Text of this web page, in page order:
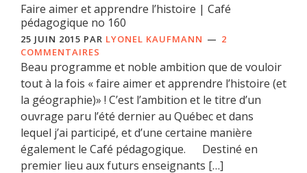
Faire aimer et apprendre l’histoire | Café
pédagogique no 160
25 JUIN 2015 PAR LYONEL KAUFMANN
2
COMMENTAIRES
Beau programme et noble ambition que de vouloir
tout à la fois « faire aimer et apprendre l’histoire (et
la géographie)» ! C’est l’ambition et le titre d’un
ouvrage paru l’été dernier au Québec et dans
lequel j’ai participé, et d’une certaine manière
également le Café pédagogique. Destiné en
premier lieu aux futurs enseignants […]